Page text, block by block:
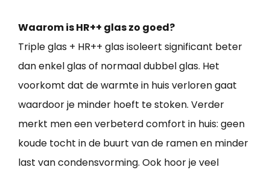
Waarom is HR++ glas zo goed?
Triple glas + HR++ glas isoleert significant beter
dan enkel glas of normaal dubbel glas. Het
voorkomt dat de warmte in huis verloren gaat
waardoor je minder hoeft te stoken. Verder
merkt men een verbeterd comfort in huis: geen
koude tocht in de buurt van de ramen en minder
last van condensvorming. Ook hoor je veel